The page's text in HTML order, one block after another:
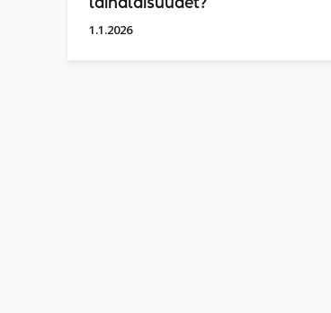
lainalaisuudet?
1.1.2026